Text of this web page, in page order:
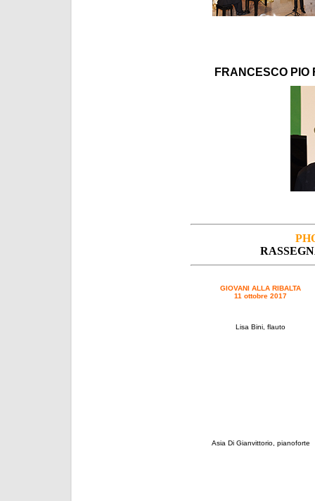
FRANCESCO
GIOVANI ALLA RIBALTA
11 ottobre 2017
Lisa Bini, flauto
Asia Di Gianvittorio, pianoforte